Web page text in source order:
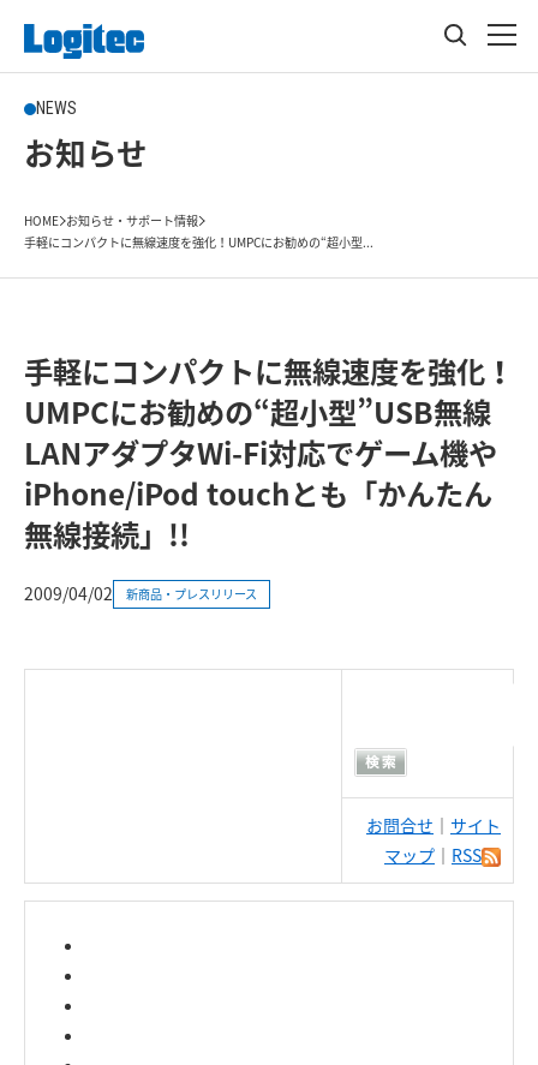
NEWS
お知らせ
HOME お知らせ・サポート情報
手軽にコンパクトに無線速度を強化！UMPCにお勧めの“超小型...
手軽にコンパクトに無線速度を強化！
UMPCにお勧めの“超小型”USB無線
LANアダプタWi-Fi対応でゲーム機や
iPhone/iPod touchとも「かんたん
無線接続」!!
2009/04/02 新商品・プレスリリース
お問合せ ｜ サイト
マップ ｜ RSS